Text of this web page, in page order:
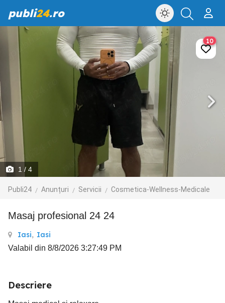
publi24.ro
1 / 4
Publi24 Anunțuri Servicii Cosmetica-Wellness-Medicale
10
Masaj profesional 24 24
Iasi, Iasi
Valabil din 8/8/2026 3:27:49 PM
Descriere